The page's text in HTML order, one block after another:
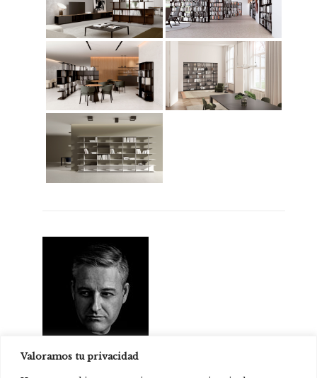
Valoramos tu privacidad
Mario Ruiz